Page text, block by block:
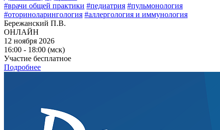
#врачи общей практики #педиатрия #пульмонология
#оториноларингология #аллергология и иммунология
Бережанский П.В.
ОНЛАЙН
12 ноября 2026
16:00 - 18:00 (мск)
Участие бесплатное
Подробнее